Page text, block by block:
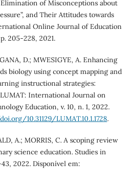
Elimination of Misconceptions about
and Their Attitudes towards
Online Journal of Education
205-228, 2021.
D.; MWESIGYE, A. Enhancing
biology using concept mapping and
instructional strategies:
International Journal on
Education, v. 10, n. 1, 2022.
10.31129/LUMAT.10.1.1728.
A.; MORRIS, C. A scoping review
science education. Studies in
2022. Disponível em: